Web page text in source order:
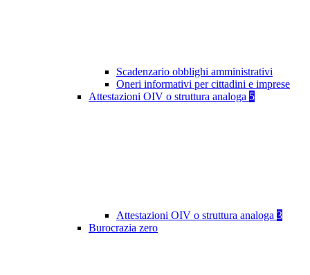
Scadenzario obblighi amministrativi
Oneri informativi per cittadini e imprese
Attestazioni OIV o struttura analoga 5
Attestazioni OIV o struttura analoga 3
Burocrazia zero